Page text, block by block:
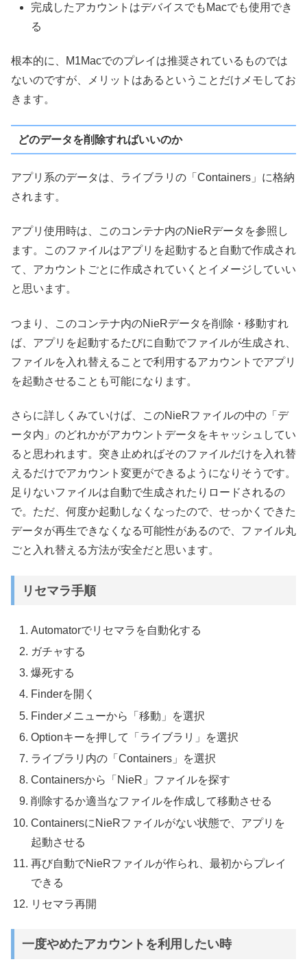
完成したアカウントはデバイスでもMacでも使用でき
る
根本的に、M1Macでのプレイは推奨されているものでは
ないのですが、メリットはあるということだけメモしてお
きます。
どのデータを削除すればいいのか
アプリ系のデータは、ライブラリの「Containers」に格納
されます。
アプリ使用時は、このコンテナ内のNieRデータを参照し
ます。このファイルはアプリを起動すると自動で作成され
て、アカウントごとに作成されていくとイメージしていい
と思います。
つまり、このコンテナ内のNieRデータを削除・移動すれ
ば、アプリを起動するたびに自動でファイルが生成され、
ファイルを入れ替えることで利用するアカウントでアプリ
を起動させることも可能になります。
さらに詳しくみていけば、このNieRファイルの中の「デ
ータ内」のどれかがアカウントデータをキャッシュしてい
ると思われます。突き止めればそのファイルだけを入れ替
えるだけでアカウント変更ができるようになりそうです。
足りないファイルは自動で生成されたりロードされるの
で。ただ、何度か起動しなくなったので、せっかくできた
データが再生できなくなる可能性があるので、ファイル丸
ごと入れ替える方法が安全だと思います。
リセマラ手順
Automatorでリセマラを自動化する
ガチャする
爆死する
Finderを開く
Finderメニューから「移動」を選択
Optionキーを押して「ライブラリ」を選択
ライブラリ内の「Containers」を選択
Containersから「NieR」ファイルを探す
削除するか適当なファイルを作成して移動させる
ContainersにNieRファイルがない状態で、アプリを
起動させる
再び自動でNieRファイルが作られ、最初からプレイ
できる
リセマラ再開
一度やめたアカウントを利用したい時